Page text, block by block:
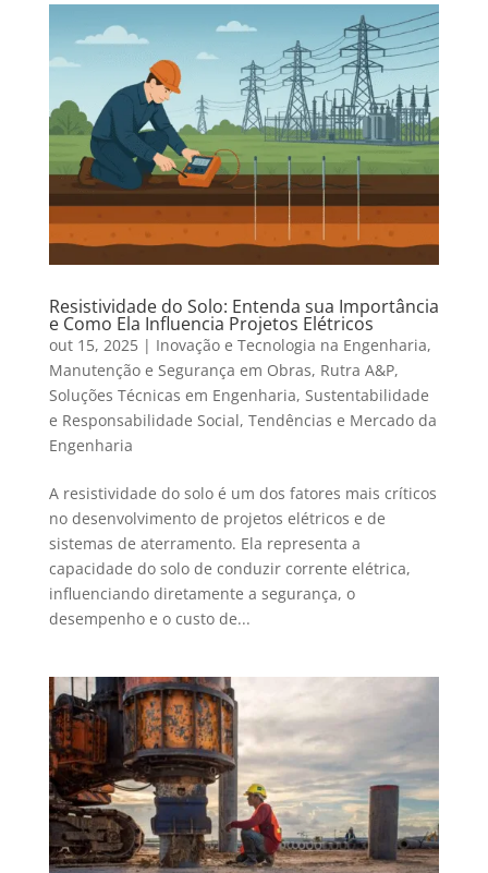
Resistividade do Solo: Entenda sua Importância
e Como Ela Influencia Projetos Elétricos
out 15, 2025| Inovação e Tecnologia na Engenharia,
Manutenção e Segurança em Obras, Rutra A&P,
Soluções Técnicas em Engenharia, Sustentabilidade
e Responsabilidade Social, Tendências e Mercado da
Engenharia
A resistividade do solo é um dos fatores mais críticos
no desenvolvimento de projetos elétricos e de
sistemas de aterramento. Ela representa a
capacidade do solo de conduzir corrente elétrica,
influenciando diretamente a segurança, o
desempenho e o custo de...